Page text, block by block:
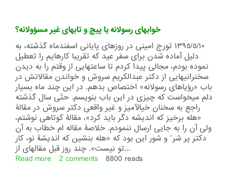
جناب
تورج
امینی
در
جواب
سخنان
دکتر
سروش
خوابهای رسولانه یا پیچ و تابهای غیر مسؤولانه؟
١٣٩٥/٥/١٠ تورج امینی در روزهای پایانی اسفندماه گذشته، به
دلیل آماده شدن برای سفر عید که تقریبا کارهایم را تعطیل
نموده بودم، مجالی پیدا کردم تا ساعتهایی از وقتم را به دیدن
سخنرانیهایی از دکتر عبدالکریم سروش و خواندن مقالاتش در
باب «رؤیاهای رسولانه» اختصاص بدهم. در این چند ماه بسیار
دلم میخواست که چیزی در این باب بنویسم. حتّی سال گذشته
راجع به سخنان خیالآمیز و غیر واقعیِ دکتر سروش در مقالۀ
«هله برخیز که اندیشه دگر باید کرد»، مقالۀ کوتاهی نوشتم،
ولی آن را به جایی ارسال ننمودم. خلاصۀ مقاله ام خطاب به آن
دکتر پر شر ّ و شور این بود که «هله بنشین که اندیشۀ نو، کار
تو نیست». چند روز قبل مقالهای از...
Read more about
2 comments 8800 reads